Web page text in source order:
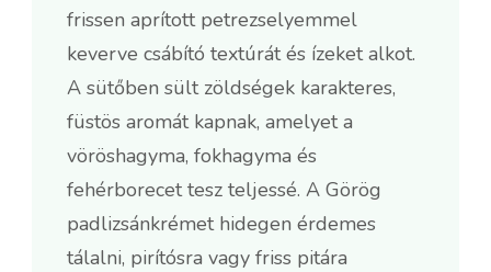
frissen aprított petrezselyemmel
keverve csábító textúrát és ízeket alkot.
A sütőben sült zöldségek karakteres,
füstös aromát kapnak, amelyet a
vöröshagyma, fokhagyma és
fehérborecet tesz teljessé. A Görög
padlizsánkrémet hidegen érdemes
tálalni, pirítósra vagy friss pitára